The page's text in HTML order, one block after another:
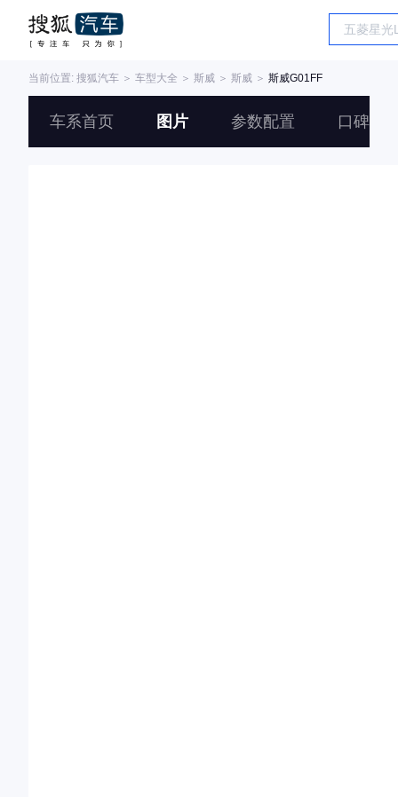
当前位置: 搜狐汽车 ＞ 车型大全 ＞ 斯威 ＞ 斯威 ＞ 斯威G01FF
车系首页 图片 参数配置 口碑